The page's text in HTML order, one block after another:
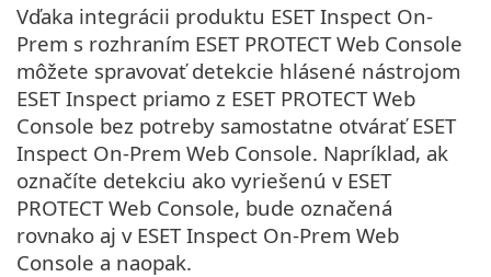
Vďaka integrácii produktu ESET Inspect On-
Prem s rozhraním ESET PROTECT Web Console
môžete spravovať detekcie hlásené nástrojom
ESET Inspect priamo z ESET PROTECT Web
Console bez potreby samostatne otvárať ESET
Inspect On-Prem Web Console. Napríklad, ak
označíte detekciu ako vyriešenú v ESET
PROTECT Web Console, bude označená
rovnako aj v ESET Inspect On-Prem Web
Console a naopak.